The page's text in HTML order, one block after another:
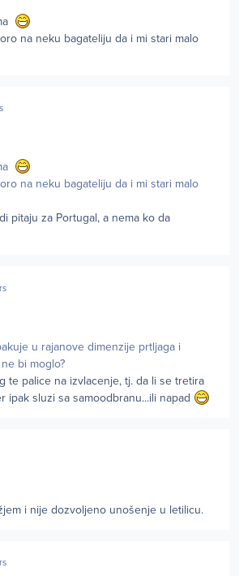
na neku bagateliju da i mi stari malo
na neku bagateliju da i mi stari malo
pitaju za Portugal, a nema ko da
u rajanove dimenzije prtljaga i
bi moglo?
te palice na izvlacenje, tj. da li se tretira
ipak sluzi sa samoodbranu...ili napad
i nije dozvoljeno unošenje u letilicu.